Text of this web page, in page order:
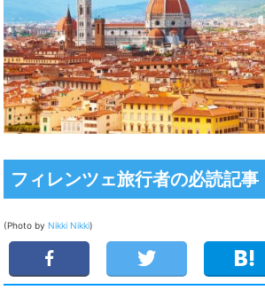
フィレンツェ旅行者の必読記事
(Photo by Nikki Nikki)